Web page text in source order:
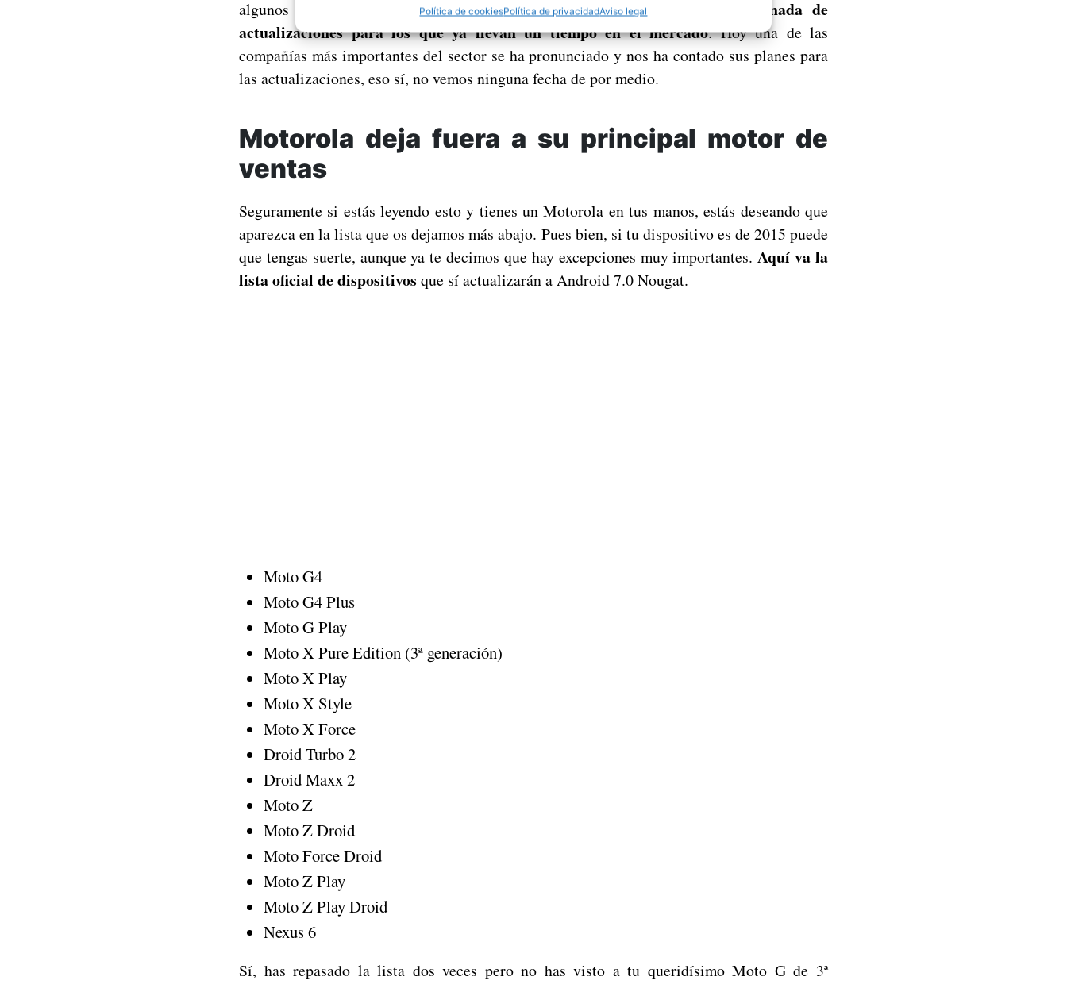
Política de cookiesPolítica de privacidadAviso legal
algunos terminales nuevos han sido lanzados con la nueva versión, pero
nada de
actualizaciones para los que ya llevan un tiempo en el mercado. Hoy una de las
compañías más importantes del sector se ha pronunciado y nos ha contado sus planes para
las actualizaciones, eso sí, no vemos ninguna fecha de por medio.
Motorola deja fuera a su principal motor de
ventas
Seguramente si estás leyendo esto y tienes un Motorola en tus manos, estás deseando que
aparezca en la lista que os dejamos más abajo. Pues bien, si tu dispositivo es de 2015 puede
que tengas suerte, aunque ya te decimos que hay excepciones muy importantes.Aquí va la
lista oficial de dispositivos que sí actualizarán a Android 7.0 Nougat.
Moto G4
Moto G4 Plus
Moto G Play
Moto X Pure Edition (3ª generación)
Moto X Play
Moto X Style
Moto X Force
Droid Turbo 2
Droid Maxx 2
Moto Z
Moto Z Droid
Moto Force Droid
Moto Z Play
Moto Z Play Droid
Nexus 6
Sí, has repasado la lista dos veces pero no has visto a tu queridísimo Moto G de 3ª